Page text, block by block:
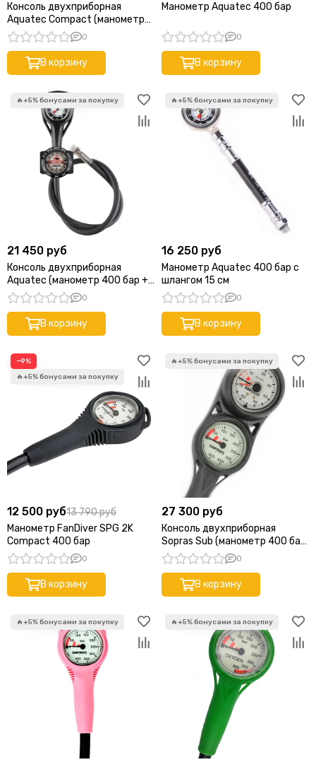
Консоль двухприборная
Aquatec Compact (манометр
350 бар + глубиномер)
0
В корзину
Манометр Aquatec 400 бар
0
В корзину
21 450 руб
Консоль двухприборная
Aquatec (манометр 400 бар +
компас)
0
В корзину
16 250 руб
Манометр Aquatec 400 бар с
шлангом 15 см
0
В корзину
−9%
12 500 руб13 790 руб
Манометр FanDiver SPG 2K
Compact 400 бар
0
В корзину
27 300 руб
Консоль двухприборная
Sopras Sub (манометр 400 бар
+ глубиномер)
0
В корзину